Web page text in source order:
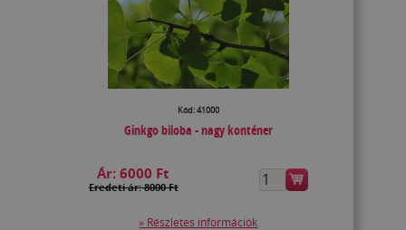
Kód: 41000
Ginkgo biloba - nagy konténer
Ár:6000 Ft
Eredeti ár: 8000 Ft
» Részletes információk